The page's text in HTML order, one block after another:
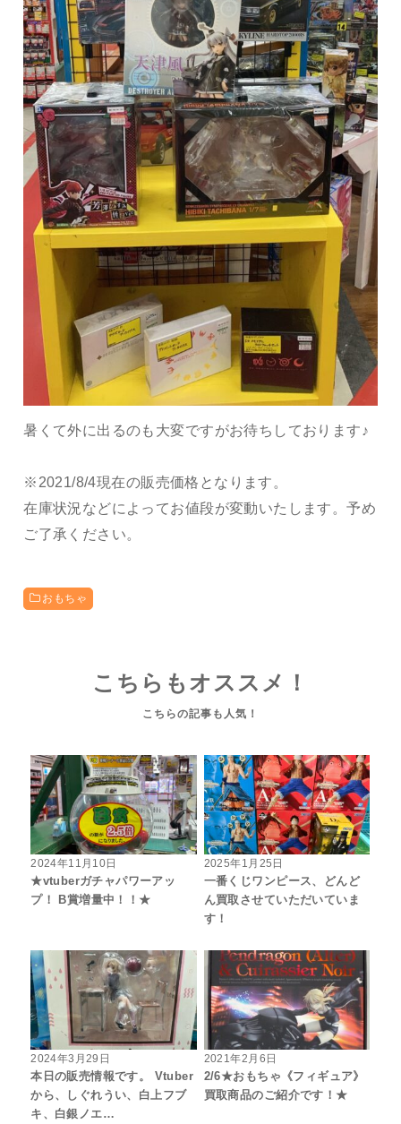
暑くて外に出るのも大変ですがお待ちしております♪
※2021/8/4現在の販売価格となります。
在庫状況などによってお値段が変動いたします。予め
ご了承ください。
おもちゃ
こちらもオススメ！
2024年11月10日
★vtuberガチャパワーアッ
プ！ B賞増量中！！★
2025年1月25日
一番くじワンピース、どんど
ん買取させていただいていま
す！
2024年3月29日
本日の販売情報です。 Vtuber
から、しぐれうい、白上フブ
キ、白銀ノエ…
2021年2月6日
2/6★おもちゃ《フィギュア》
買取商品のご紹介です！★